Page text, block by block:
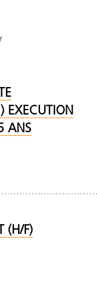
EXECUTION
ANS
(H/F)